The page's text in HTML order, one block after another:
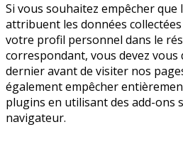
Si vous souhaitez empêcher que
attribuent les données
votre profil personnel dans le
correspondant, vous devez vous
dernier avant de visiter nos
également empêcher
plugins en utilisant des add-ons
navigateur.